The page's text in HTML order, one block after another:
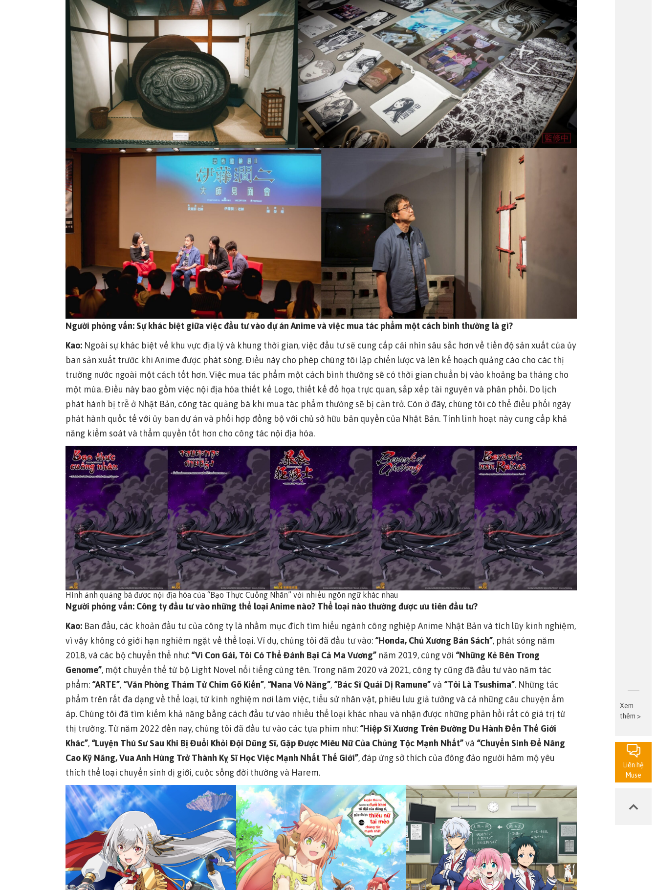
Người phỏng vấn: Sự khác biệt giữa việc đầu tư vào dự án Anime và việc mua tác phẩm một cách bình thường là gì?
Kao: Ngoài sự khác biệt về khu vực địa lý và khung thời gian, việc đầu tư sẽ cung cấp cái nhìn sâu sắc hơn về tiến độ sản xuất của ủy
ban sản xuất trước khi Anime được phát sóng. Điều này cho phép chúng tôi lập chiến lược và lên kế hoạch quảng cáo cho các thị
trường nước ngoài một cách tốt hơn. Việc mua tác phẩm một cách bình thường sẽ có thời gian chuẩn bị vào khoảng ba tháng cho
một mùa. Điều này bao gồm việc nội địa hóa thiết kế Logo, thiết kế đồ họa trực quan, sắp xếp tài nguyên và phân phối. Do lịch
phát hành bị trễ ở Nhật Bản, công tác quảng bá khi mua tác phẩm thường sẽ bị cản trở. Còn ở đây, chúng tôi có thể điều phối ngày
phát hành quốc tế với ủy ban dự án và phối hợp đồng bộ với chủ sở hữu bản quyền của Nhật Bản. Tính linh hoạt này cung cấp khả
năng kiểm soát và thẩm quyền tốt hơn cho công tác nội địa hóa.
Hình ảnh quảng bá được nội địa hóa của “Bạo Thực Cuồng Nhân” với nhiều ngôn ngữ khác nhau
Người phỏng vấn: Công ty đầu tư vào những thể loại Anime nào? Thể loại nào thường được ưu tiên đầu tư?
Kao: Ban đầu, các khoản đầu tư của công ty là nhằm mục đích tìm hiểu ngành công nghiệp Anime Nhật Bản và tích lũy kinh nghiệm,
vì vậy không có giới hạn nghiêm ngặt về thể loại. Ví dụ, chúng tôi đã đầu tư vào: “Honda, Chú Xương Bán Sách”, phát sóng năm
2018, và các bộ chuyển thể như: “Vì Con Gái, Tôi Có Thể Đánh Bại Cả Ma Vương” năm 2019, cùng với “Những Kẻ Bên Trong
Genome”, một chuyển thể từ bộ Light Novel nổi tiếng cùng tên. Trong năm 2020 và 2021, công ty cũng đã đầu tư vào năm tác
phẩm: “ARTE”, “Văn Phòng Thám Tử Chim Gõ Kiến”, “Nana Vô Năng”, “Bác Sĩ Quái Dị Ramune”và “Tôi Là Tsushima”. Những tác
phẩm trên rất đa dạng về thể loại, từ kinh nghiệm nơi làm việc, tiểu sử nhân vật, phiêu lưu giả tưởng và cả những câu chuyện ấm
áp. Chúng tôi đã tìm kiếm khả năng bằng cách đầu tư vào nhiều thể loại khác nhau và nhận được những phản hồi rất có giá trị từ
thị trường. Từ năm 2022 đến nay, chúng tôi đã đầu tư vào các tựa phim như: “Hiệp Sĩ Xương Trên Đường Du Hành Đến Thế Giới
Khác”, “Luyện Thú Sư Sau Khi Bị Đuổi Khỏi Đội Dũng Sĩ, Gặp Được Miêu Nữ Của Chủng Tộc Mạnh Nhất”và “Chuyển Sinh Để Nâng
Cao Kỹ Năng, Vua Anh Hùng Trở Thành Kỵ Sĩ Học Việc Mạnh Nhất Thế Giới”, đáp ứng sở thích của đông đảo người hâm mộ yêu
thích thể loại chuyển sinh dị giới, cuộc sống đời thường và Harem.
Xem
thêm >
Liên hệ
Muse